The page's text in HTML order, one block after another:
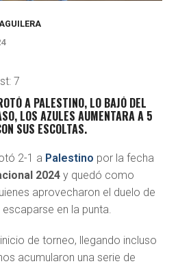
7
A PALESTINO, LO BAJÓ DEL
LOS AZULES AUMENTARA A 5
SUS ESCOLTAS.
2-1 a Palestino por la fecha
2024y quedó como
aprovecharon el duelo de
en la punta.
de torneo, llegando incluso
acumularon una serie de